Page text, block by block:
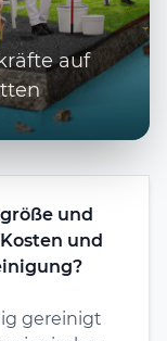
auf
und
und
gereinigt